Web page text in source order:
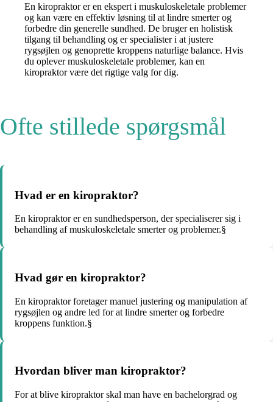
En kiropraktor er en ekspert i muskuloskeletale problemer
og kan være en effektiv løsning til at lindre smerter og
forbedre din generelle sundhed. De bruger en holistisk
tilgang til behandling og er specialister i at justere
rygsøjlen og genoprette kroppens naturlige balance. Hvis
du oplever muskuloskeletale problemer, kan en
kiropraktor være det rigtige valg for dig.
Ofte stillede spørgsmål
Hvad er en kiropraktor?
En kiropraktor er en sundhedsperson, der specialiserer sig i
behandling af muskuloskeletale smerter og problemer.§
Hvad gør en kiropraktor?
En kiropraktor foretager manuel justering og manipulation af
rygsøjlen og andre led for at lindre smerter og forbedre
kroppens funktion.§
Hvordan bliver man kiropraktor?
For at blive kiropraktor skal man have en bachelorgrad og